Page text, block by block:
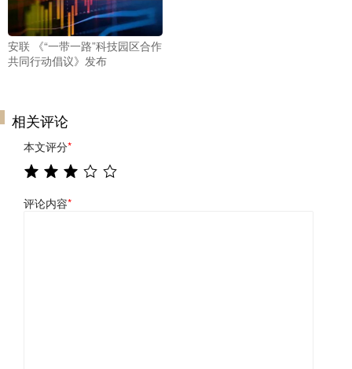
安联 《“一带一路”科技园区合作
共同行动倡议》发布
相关评论
本文评分*
评论内容*